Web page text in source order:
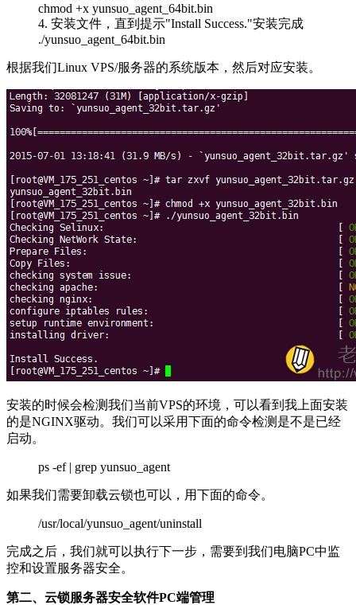
chmod +x yunsuo_agent_64bit.bin
4. 安装文件，直到提示"Install Success."安装完成
./yunsuo_agent_64bit.bin
根据我们Linux VPS/服务器的系统版本，然后对应安装。
安装的时候会检测我们当前VPS的环境，可以看到我上面安装
的是NGINX驱动。我们可以采用下面的命令检测是不是已经
启动。
ps -ef | grep yunsuo_agent
如果我们需要卸载云锁也可以，用下面的命令。
/usr/local/yunsuo_agent/uninstall
完成之后，我们就可以执行下一步，需要到我们电脑PC中监
控和设置服务器安全。
第二、云锁服务器安全软件PC端管理